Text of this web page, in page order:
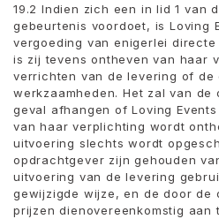
19.2 Indien zich een in lid 1 van
gebeurtenis voordoet, is Loving
vergoeding van enigerlei
is zij tevens ontheven van haar
verrichten van de levering of de
werkzaamheden. Het zal van de
geval afhangen of Loving
van haar verplichting wordt
uitvoering slechts wordt
opdrachtgever zijn gehouden
uitvoering van de levering
gewijzigde wijze, en de door de
prijzen dienovereenkomstig aan